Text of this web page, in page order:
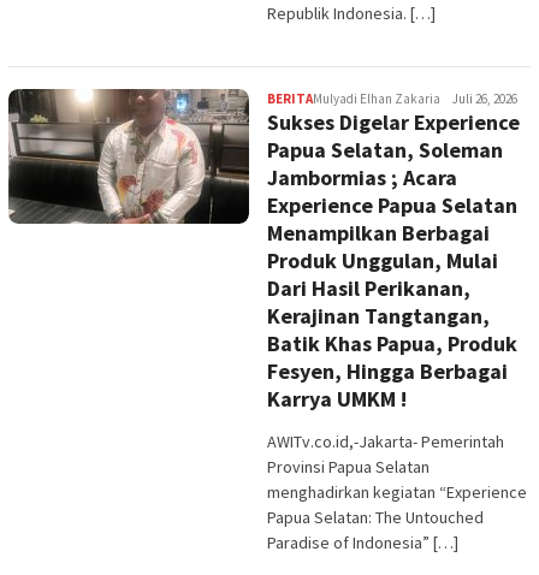
Republik Indonesia. […]
BERITAMulyadi Elhan Zakaria Juli 26, 2026
Sukses Digelar Experience
Papua Selatan, Soleman
Jambormias ; Acara
Experience Papua Selatan
Menampilkan Berbagai
Produk Unggulan, Mulai
Dari Hasil Perikanan,
Kerajinan Tangtangan,
Batik Khas Papua, Produk
Fesyen, Hingga Berbagai
Karrya UMKM !
AWITv.co.id,-Jakarta- Pemerintah
Provinsi Papua Selatan
menghadirkan kegiatan “Experience
Papua Selatan: The Untouched
Paradise of Indonesia” […]